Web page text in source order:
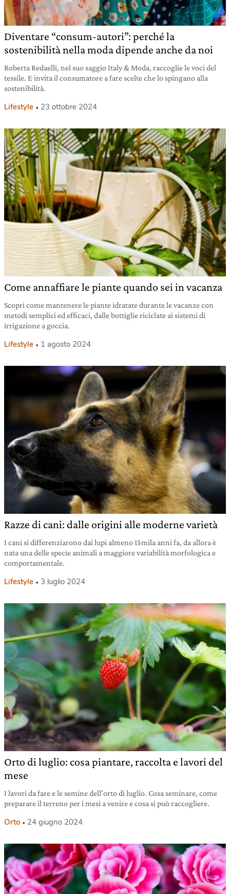
Diventare “consum-autori”: perché la
sostenibilità nella moda dipende anche da noi
Roberta Redaelli, nel suo saggio Italy & Moda, raccoglie le voci del
tessile. E invita il consumatore a fare scelte che lo spingano alla
sostenibilità.
Lifestyle 23 ottobre 2024
Come annaffiare le piante quando sei in vacanza
Scopri come mantenere le piante idratate durante le vacanze con
metodi semplici ed efficaci, dalle bottiglie riciclate ai sistemi di
irrigazione a goccia.
Lifestyle 1 agosto 2024
Razze di cani: dalle origini alle moderne varietà
I cani si differenziarono dai lupi almeno 15mila anni fa, da allora è
nata una delle specie animali a maggiore variabilità morfologica e
comportamentale.
Lifestyle 3 luglio 2024
Orto di luglio: cosa piantare, raccolta e lavori del
mese
I lavori da fare e le semine dell’orto di luglio. Cosa seminare, come
preparare il terreno per i mesi a venire e cosa si può raccogliere.
Orto 24 giugno 2024